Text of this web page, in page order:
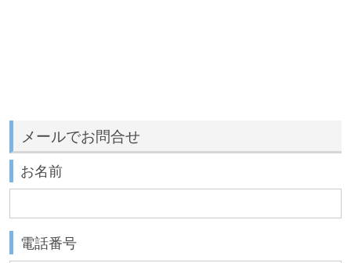
メールでお問合せ
お名前
電話番号